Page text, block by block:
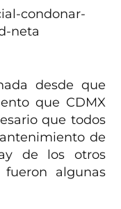
desde que
que CDMX
que todos
de
de los otros
fueron algunas